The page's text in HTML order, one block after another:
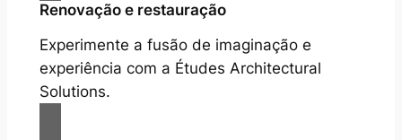
Renovação e restauração
Experimente a fusão de imaginação e
experiência com a Études Architectural
Solutions.